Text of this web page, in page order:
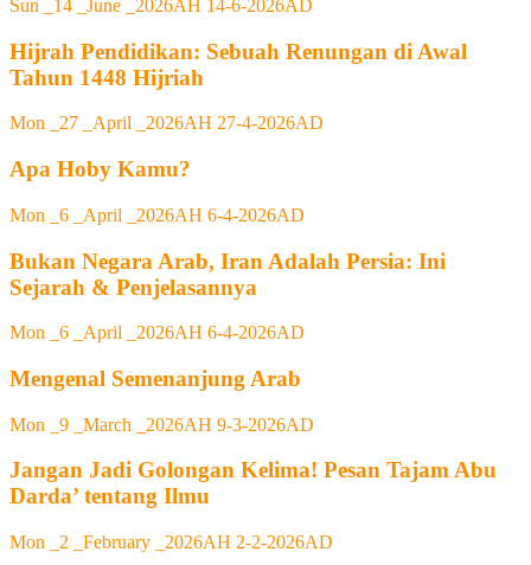
Sun _14 _June _2026AH 14-6-2026AD
Hijrah Pendidikan: Sebuah Renungan di Awal
Tahun 1448 Hijriah
Mon _27 _April _2026AH 27-4-2026AD
Apa Hoby Kamu?
Mon _6 _April _2026AH 6-4-2026AD
Bukan Negara Arab, Iran Adalah Persia: Ini
Sejarah & Penjelasannya
Mon _6 _April _2026AH 6-4-2026AD
Mengenal Semenanjung Arab
Mon _9 _March _2026AH 9-3-2026AD
Jangan Jadi Golongan Kelima! Pesan Tajam Abu
Darda’ tentang Ilmu
Mon _2 _February _2026AH 2-2-2026AD